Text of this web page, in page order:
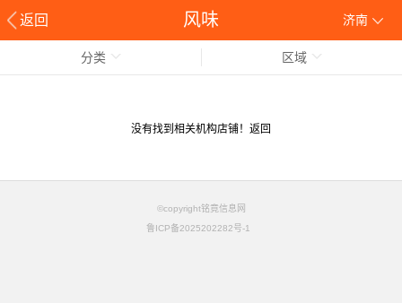
返回 济南
风味
分类 区域
没有找到相关机构店铺！ 返回
©copyright铭竟信息网
鲁ICP备2025202282号-1